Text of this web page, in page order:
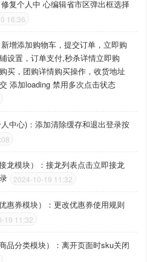
复个人中 心编辑省市区弹出框选择
16:36
增添加购物车，提交订单，立即购
设置，订单支付,秒杀详情立即购
买，团购详情购买操作，收货地址
添加loading 禁用多次点击状态
中心)：添加清除缓存和退出登录按
龙模块）：接龙列表点击立即接龙
2024-10-19 11:32
惠券模块）：更改优惠券使用规则
19 11:32
品分类模块）：离开页面时sku关闭